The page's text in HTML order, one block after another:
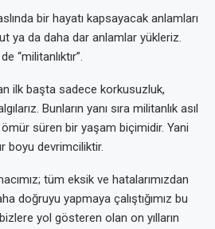
bir hayatı kapsayacak anlamları
ya da daha dar anlamlar yükleriz.
“militanlıktır”.
ilk başta sadece korkusuzluk,
Bunların yanı sıra militanlık asıl
süren bir yaşam biçimidir. Yani
boyu devrimciliktir.
tüm eksik ve hatalarımızdan
doğruyu yapmaya çalıştığımız bu
yol gösteren olan on yılların